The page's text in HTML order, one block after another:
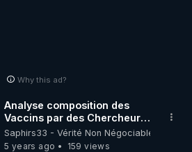
Why this ad?
Analyse composition des
Vaccins par des Chercheurs
Allemands-Microscope
Saphirs33 - Vérité Non Négociable
5 years ago
159 views